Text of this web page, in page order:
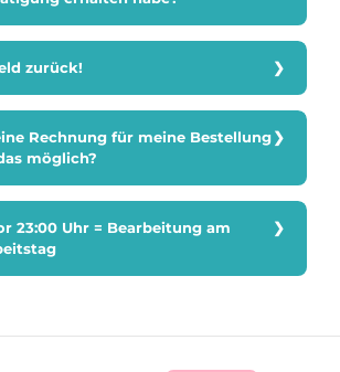
zurück!
Rechnung für meine Bestellung
möglich?
23:00 Uhr = Bearbeitung am